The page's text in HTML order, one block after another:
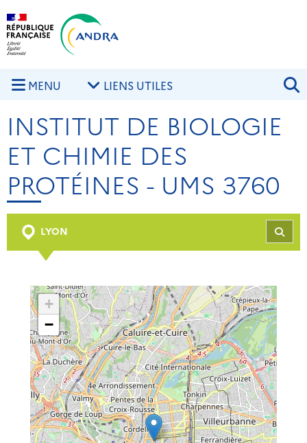
Aller au contenu principal
MENU LIENS UTILES
INSTITUT DE BIOLOGIE
ET CHIMIE DES
PROTÉINES - UMS 3760
LYON
+
−